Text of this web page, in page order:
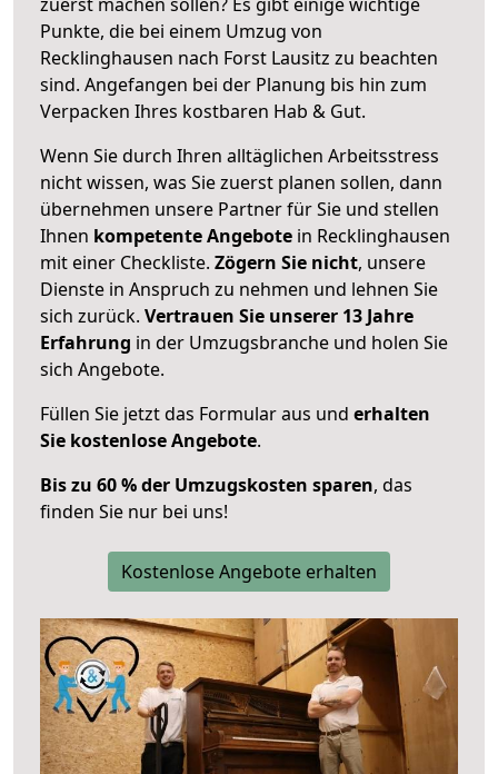
Punkte, die bei einem Umzug von
Recklinghausen nach Forst Lausitz zu beachten
sind. Angefangen bei der Planung bis hin zum
Verpacken Ihres kostbaren Hab & Gut.
Wenn Sie durch Ihren alltäglichen Arbeitsstress
nicht wissen, was Sie zuerst planen sollen, dann
übernehmen unsere Partner für Sie und stellen
Ihnen kompetente Angebote in Recklinghausen
mit einer Checkliste. Zögern Sie nicht, unsere
Dienste in Anspruch zu nehmen und lehnen Sie
sich zurück. Vertrauen Sie unserer 13 Jahre
Erfahrung in der Umzugsbranche und holen Sie
sich Angebote.
Füllen Sie jetzt das Formular aus und erhalten
Sie kostenlose Angebote.
Bis zu 60 % der Umzugskosten sparen, das
finden Sie nur bei uns!
Kostenlose Angebote erhalten